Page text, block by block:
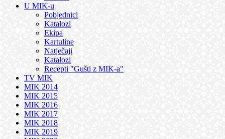
U MIK-u
Pobjednici
Katalozi
Ekipa
Kartuline
Natječaji
Katalozi
Recepti "Gušti z MIK-a"
TV MIK
MIK 2014
MIK 2015
MIK 2016
MIK 2017
MIK 2018
MIK 2019